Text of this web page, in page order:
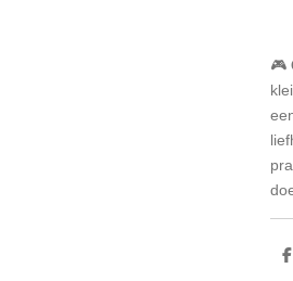
🎮
D